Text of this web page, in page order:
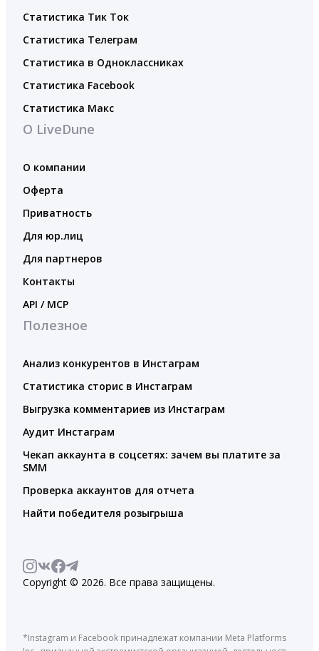
Статистика Тик Ток
Статистика Телеграм
Статистика в Одноклассниках
Статистика Facebook
Статистика Макс
О LiveDune
О компании
Оферта
Приватность
Для юр.лиц
Для партнеров
Контакты
API / MCP
Полезное
Анализ конкурентов в Инстаграм
Статистика сторис в Инстаграм
Выгрузка комментариев из Инстаграм
Аудит Инстаграм
Чекап аккаунта в соцсетях: зачем вы платите за
SMM
Проверка аккаунтов для отчета
Найти победителя розыгрыша
Copyright © 2026. Все права защищены.
*Instagram и Facebook принадлежат компании Meta Platforms